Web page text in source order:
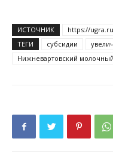
ИСТОЧНИК
https://ugra.ru
ТЕГИ
субсидии
Нижневартовский